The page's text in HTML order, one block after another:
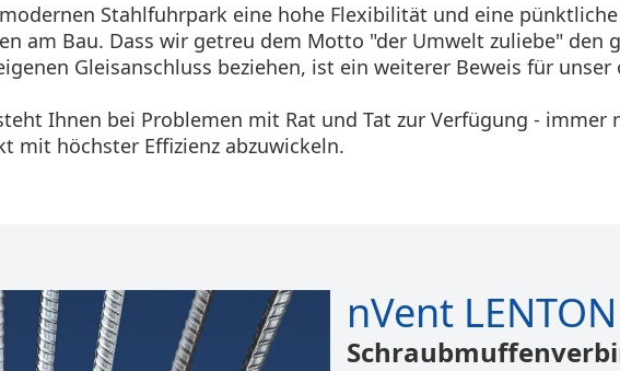
Stahlfuhrpark eine hohe Flexibilität und eine
am Bau. Dass wir getreu dem Motto "der Umwelt zuliebe" den
Gleisanschluss beziehen, ist ein weiterer Beweis für
Ihnen bei Problemen mit Rat und Tat zur Verfügung - immer
mit höchster Effizienz abzuwickeln.
nVent LENTON